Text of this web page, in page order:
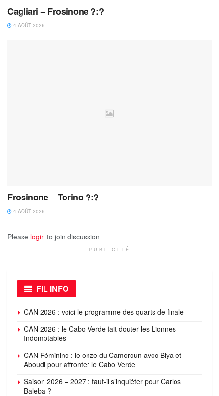
Cagliari – Frosinone ?:?
4 AOÛT 2026
Frosinone – Torino ?:?
4 AOÛT 2026
Please login to join discussion
PUBLICITÉ
FIL INFO
CAN 2026 : voici le programme des quarts de finale
CAN 2026 : le Cabo Verde fait douter les Lionnes
Indomptables
CAN Féminine : le onze du Cameroun avec Biya et
Aboudi pour affronter le Cabo Verde
Saison 2026 – 2027 : faut-il s’inquiéter pour Carlos
Baleba ?